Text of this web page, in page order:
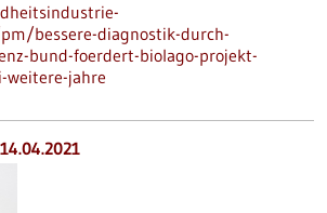
bessere-diagnostik-durch-
bund-foerdert-biolago-projekt-
weitere-jahre